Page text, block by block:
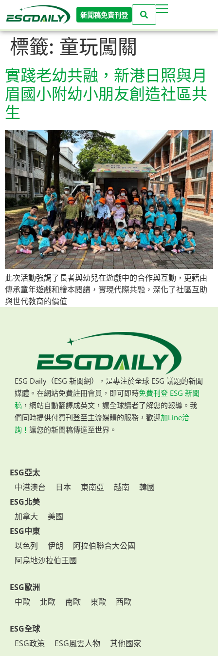
新聞稿免費刊登
標籤: 童玩闖關
實踐老幼共融，新港日照與月
眉國小附幼小朋友創造社區共
生
此次活動強調了長者與幼兒在遊戲中的合作與互動，更藉由
傳承童年遊戲和繪本閱讀，實現代際共融，深化了社區互助
與世代教育的價值
ESG Daily（ESG 新聞網），是專注於全球 ESG 議題的新聞
媒體。在網站免費註冊會員，即可即時免費刊登 ESG 新聞
稿 ，網站自動翻譯成英文，讓全球讀者了解您的報導。我
們同時提供付費刊登至主流媒體的服務，歡迎加Line洽
詢！ 讓您的新聞稿傳達至世界。
ESG亞太
中港澳台
日本 東南亞 越南
韓國
ESG北美
加拿大
美國
ESG中東
以色列
伊朗
阿拉伯聯合大公國
阿烏地沙拉伯王國
ESG歐洲
中歐
北歐 南歐 東歐 西歐
ESG全球
ESG政策
ESG風雲人物 其他國家